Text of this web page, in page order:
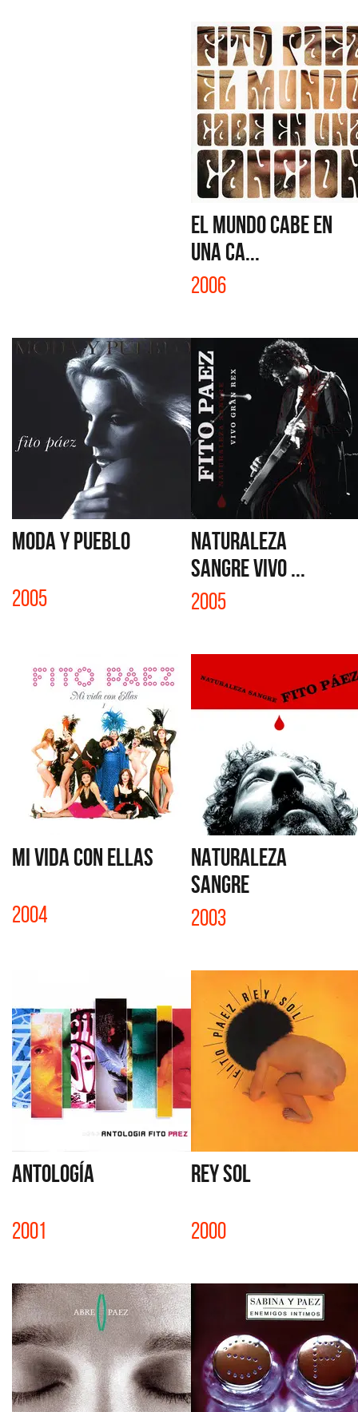
EL MUNDO CABE EN
UNA CA...
2006
MODA Y PUEBLO
2005
NATURALEZA
SANGRE VIVO ...
2005
MI VIDA CON ELLAS
2004
NATURALEZA
SANGRE
2003
ANTOLOGÍA
2001
REY SOL
2000